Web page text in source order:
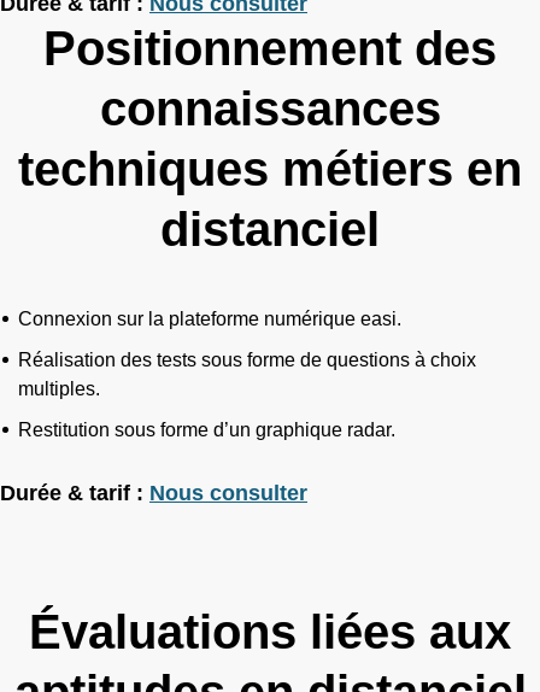
Positionnement des
connaissances
techniques métiers en
distanciel
Connexion sur la plateforme numérique easi.
Réalisation des tests sous forme de questions à choix
multiples.
Restitution sous forme d’un graphique radar.
Durée & tarif : Nous consulter
Évaluations liées aux